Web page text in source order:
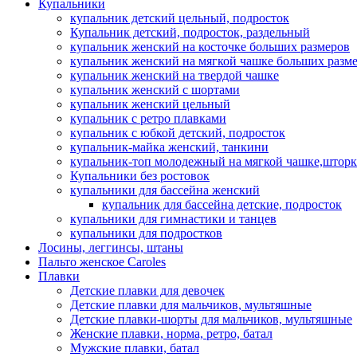
Купальники
купальник детский цельный, подросток
Купальник детский, подросток, раздельный
купальник женский на косточке больших размеров
купальник женский на мягкой чашке больших
купальник женский на твердой чашке
купальник женский с шортами
купальник женский цельный
купальник с ретро плавками
купальник с юбкой детский, подросток
купальник-майка женский, танкини
купальник-топ молодежный на мягкой
Купальники без ростовок
купальники для бассейна женский
купальник для бассейна детские, подросток
купальники для гимнастики и танцев
купальники для подростков
Лосины, леггинсы, штаны
Пальто женское Caroles
Плавки
Детские плавки для девочек
Детские плавки для мальчиков, мультяшные
Детские плавки-шорты для мальчиков, мультяшные
Женские плавки, норма, ретро, батал
Мужские плавки, батал